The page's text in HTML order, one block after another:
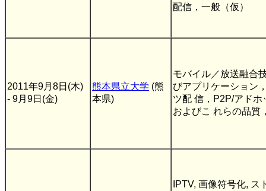
配信，一般（仮）
2011年9月8日(木)
- 9月9日(金)
熊本県立大学 (熊
本県)
モバイル／放送融合
びアプリケーション
ツ配 信，P2P/アド
およびこ れらの品質
IPTV, 画像符号化, ス